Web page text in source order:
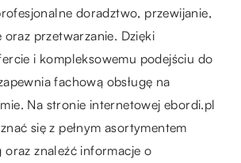
doradztwo, przewijanie,
przetwarzanie. Dzięki
i kompleksowemu podejściu do
fachową obsługę na
Na stronie internetowej ebordi.pl
się z pełnym asortymentem
oraz znaleźć informacje o